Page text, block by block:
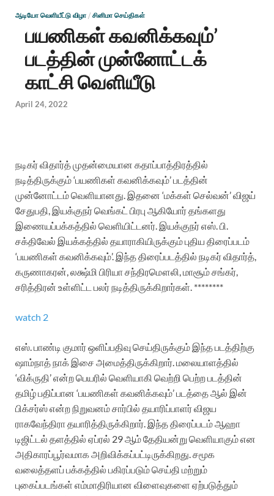
ஆடியோ வெளியீட்டு விழா / சினிமா செய்திகள்
பயணிகள் கவனிக்கவும்’
படத்தின் முன்னோட்டக்
காட்சி வெளியீடு
April 24, 2022
நடிகர் விதார்த் முதன்மையான கதாப்பாத்திரத்தில்
நடித்திருக்கும் ‘பயணிகள் கவனிக்கவும்’ படத்தின்
முன்னோட்டம் வெளியானது. இதனை ‘மக்கள் செல்வன்’ விஜய்
சேதுபதி, இயக்குநர் வெங்கட் பிரபு ஆகியோர் தங்களது
இணையப்பக்கத்தில் வெளியிட்டனர். இயக்குநர் எஸ். பி.
சக்திவேல் இயக்கத்தில் தயாராகியிருக்கும் புதிய திரைப்படம்
‘பயணிகள் கவனிக்கவும்’. இந்த திரைப்படத்தில் நடிகர் விதார்த்,
கருணாகரன், லக்ஷ்மி பிரியா சந்திரமௌலி, மாசூம் சங்கர்,
சரித்திரன் உள்ளிட்ட பலர் நடித்திருக்கிறார்கள். ********
watch 2
எஸ். பாண்டி குமார் ஒளிப்பதிவு செய்திருக்கும் இந்த படத்திற்கு
ஷாம்நாத் நாக் இசை அமைத்திருக்கிறார். மலையாளத்தில்
‘விக்ருதி’ என்ற பெயரில் வெளியாகி வெற்றி பெற்ற படத்தின்
தமிழ் பதிப்பான ‘பயணிகள் கவனிக்கவும்’ படத்தை ஆல் இன்
பிக்சர்ஸ் என்ற நிறுவனம் சார்பில் தயாரிப்பாளர் விஜய
ராகவேந்திரா தயாரித்திருக்கிறார். இந்த திரைப்படம் ஆஹா
டிஜிட்டல் தளத்தில் ஏப்ரல் 29 ஆம் தேதியன்று வெளியாகும் என
அதிகாரப்பூர்வமாக அறிவிக்கப்பட்டிருக்கிறது. சமூக
வலைத்தளப் பக்கத்தில் பகிரப்படும் செய்தி மற்றும்
புகைப்படங்கள் எம்மாதிரியான விளைவுகளை ஏற்படுத்தும்